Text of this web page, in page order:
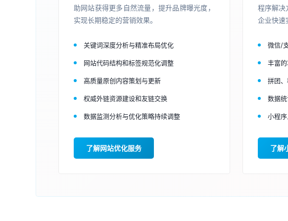
助网站获得更多自然流量，提升品牌曝光度，
实现长期稳定的营销效果。
关键词深度分析与精准布局优化
网站代码结构和标签规范化调整
高质量原创内容策划与更新
权威外链资源建设和友链交换
数据监测分析与优化策略持续调整
了解网站优化服务
程序解决
企业快速
微信/
丰富
拼团
数据
小程
了解